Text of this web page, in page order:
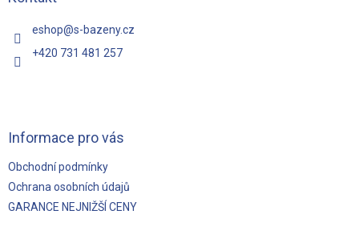
eshop@s-bazeny.cz
+420 731 481 257
Informace pro vás
Obchodní podmínky
Ochrana osobních údajů
GARANCE NEJNIŽŠÍ CENY